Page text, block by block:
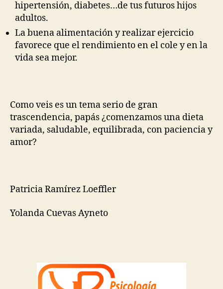
hipertensión, diabetes…de tus futuros hijos
adultos.
La buena alimentación y realizar ejercicio
favorece que el rendimiento en el cole y en la
vida sea mejor.
Como veis es un tema serio de gran
trascendencia, papás ¿comenzamos una dieta
variada, saludable, equilibrada, con paciencia y
amor?
Patricia Ramírez Loeffler
Yolanda Cuevas Ayneto